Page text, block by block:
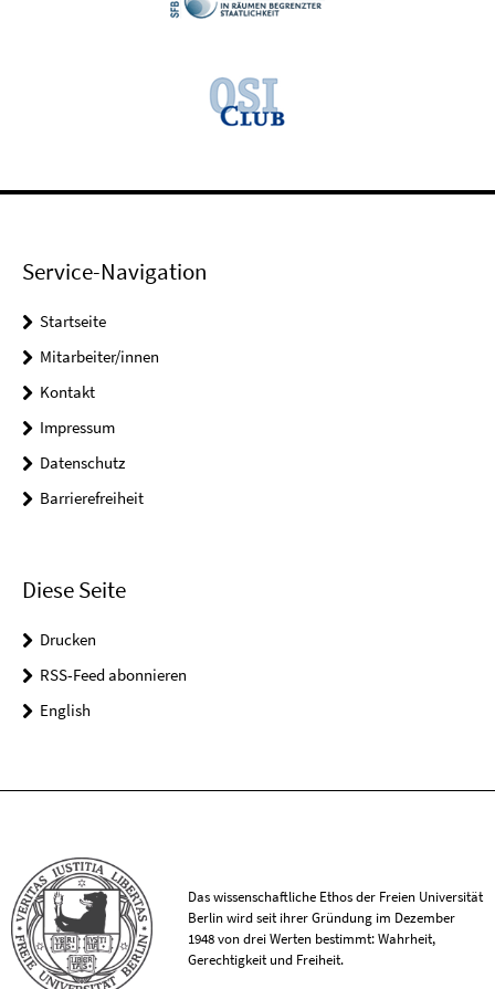
Service-Navigation
Startseite
Mitarbeiter/innen
Kontakt
Impressum
Datenschutz
Barrierefreiheit
Diese Seite
Drucken
RSS-Feed abonnieren
English
Das wissenschaftliche Ethos der Freien Universität
Berlin wird seit ihrer Gründung im Dezember
1948 von drei Werten bestimmt: Wahrheit,
Gerechtigkeit und Freiheit.